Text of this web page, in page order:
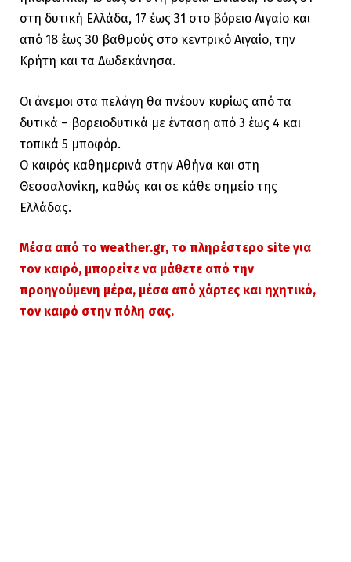
στη δυτική Ελλάδα, 17 έως 31 στο βόρειο Αιγαίο και
από 18 έως 30 βαθμούς στο κεντρικό Αιγαίο, την
Κρήτη και τα Δωδεκάνησα.
Οι άνεμοι στα πελάγη θα πνέουν κυρίως από τα
δυτικά – βορειοδυτικά με ένταση από 3 έως 4 και
τοπικά 5 μποφόρ.
Ο καιρός καθημερινά στην Αθήνα και στη
Θεσσαλονίκη, καθώς και σε κάθε σημείο της
Ελλάδας.
Μέσα από το weather.gr, το πληρέστερο site για
τον καιρό, μπορείτε να μάθετε από την
προηγούμενη μέρα, μέσα από χάρτες και ηχητικό,
τον καιρό στην πόλη σας.